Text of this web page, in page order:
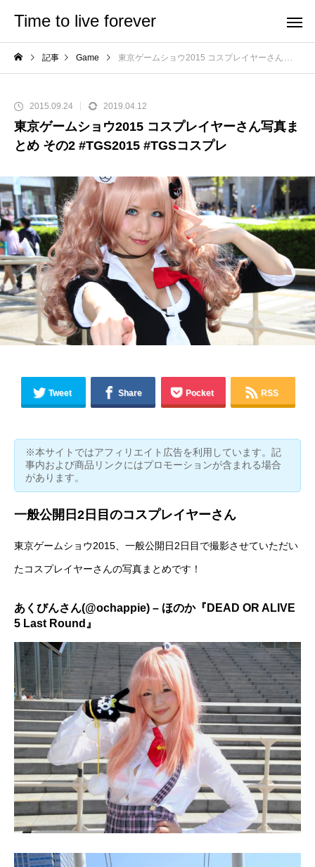
Time to live forever
記事 Game 東京ゲームショウ2015 コスプレイヤーさん写真まとめ その2 #TGS2015 #TGSコスプレ
2015.09.24 2019.04.12
東京ゲームショウ2015 コスプレイヤーさん写真ま
とめ その2 #TGS2015 #TGSコスプレ
Tweet Share Pocket RSS
※本サイトではアフィリエイト広告を利用しています。記
事内および商品リンクにはプロモーションが含まれる場合
があります。
一般公開日2日目のコスプレイヤーさん
東京ゲームショウ2015、一般公開日2日目で撮影させていただい
たコスプレイヤーさんの写真まとめです！
あくびんさん(@ochappie) – ほのか『DEAD OR ALIVE
5 Last Round』